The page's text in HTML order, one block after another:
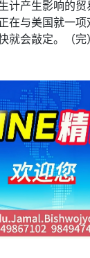
计产生影响的
在与美国就一
就会敲定。（完）